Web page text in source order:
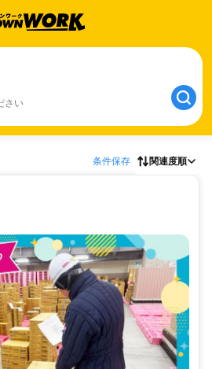
さい
条件保存 関連度順